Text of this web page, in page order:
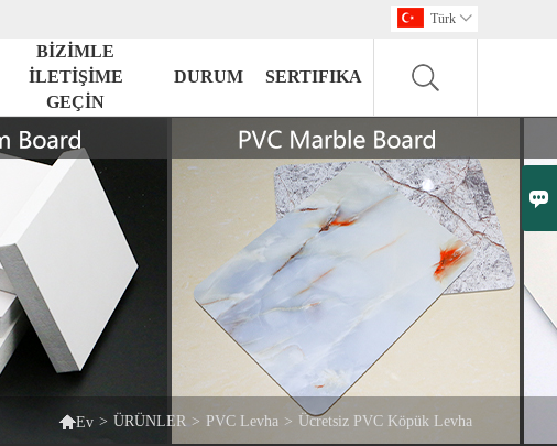

Türk 
BİZİMLE
İLETİŞİME
GEÇİN
DURUM SERTIFIKA
Ev > ÜRÜNLER > PVC Levha > Ücretsiz PVC Köpük Levha